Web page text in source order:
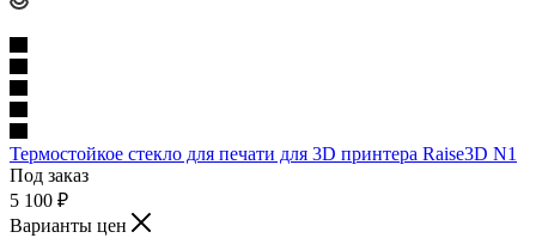
Термостойкое стекло для печати для 3D принтера Raise3D N1
Под заказ
5 100 ₽
Варианты цен